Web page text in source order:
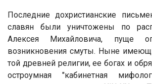
Последние дохристианские
славян были уничтожены по
Алексея Михайловича, пуще
возникновения смуты. Ныне
той древней религии, ее богах и
остроумная "кабинетная